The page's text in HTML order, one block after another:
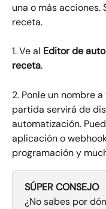
una o más acciones.
receta.
1. Ve al Editor de
receta.
2. Ponle un nombre
partida servirá de
automatización.
aplicación o
programación y
SÚPER CONSEJO
¿No sabes por